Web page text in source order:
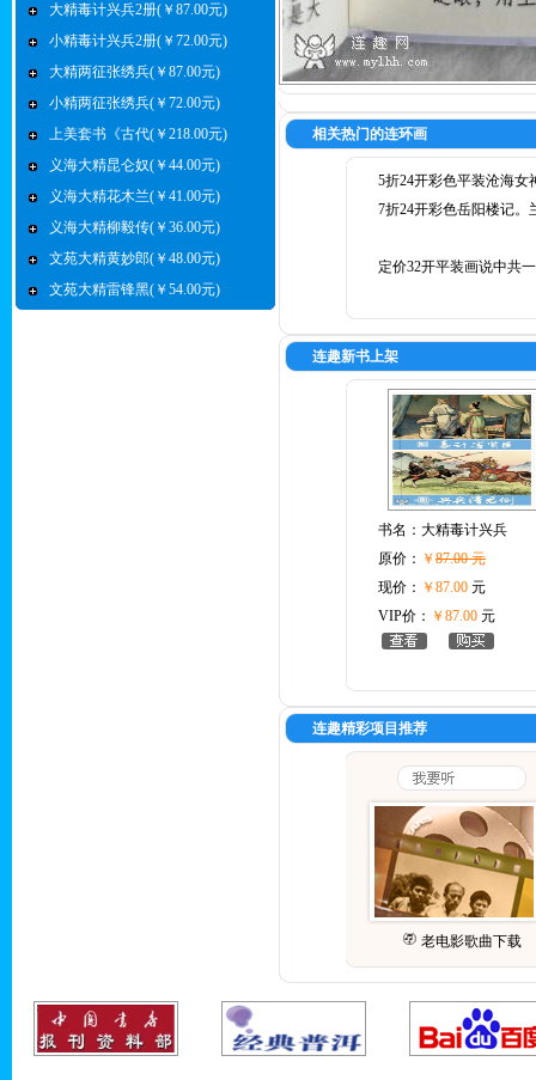
大精毒计兴兵2册(￥87.00元)
小精毒计兴兵2册(￥72.00元)
大精两征张绣兵(￥87.00元)
小精两征张绣兵(￥72.00元)
上美套书《古代(￥218.00元)
义海大精昆仑奴(￥44.00元)
义海大精花木兰(￥41.00元)
义海大精柳毅传(￥36.00元)
文苑大精黄妙郎(￥48.00元)
文苑大精雷锋黑(￥54.00元)
相关热门的连环画
5折24开彩色平装沧海女
7折24开彩色岳阳楼记。
定价32开平装画说中共
连趣新书上架
书名： 大精毒计兴兵
原价： ￥ 87.00 元
现价： ￥87.00 元
VIP价： ￥87.00 元
连趣精彩项目推荐
老电影歌曲下载